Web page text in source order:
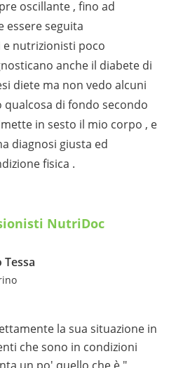
oscillante , fino ad
essere seguita
nutrizionisti poco
anche il diabete di
diete ma non vedo alcuni
di fondo secondo
in sesto il mio corpo , e
diagnosi giusta ed
fisica .
NutriDoc
la sua situazione in
che sono in condizioni